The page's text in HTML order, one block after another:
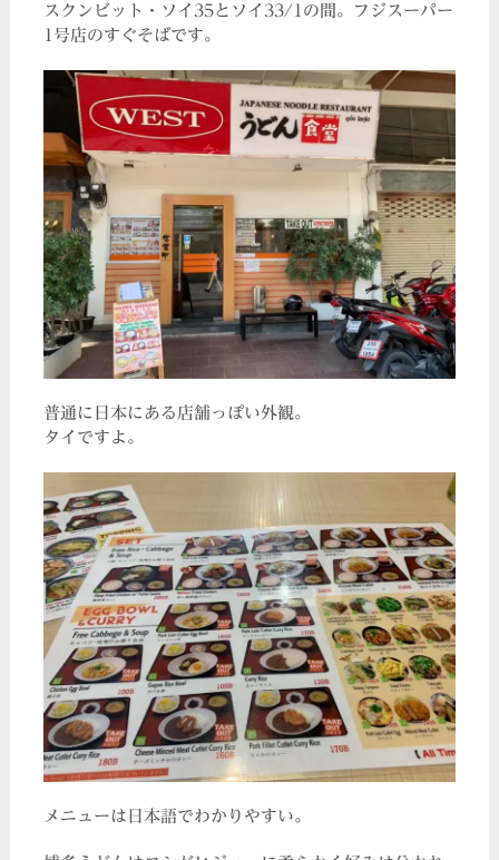
スクンビット・ソイ35とソイ33/1の間。フジスーパー
1号店のすぐそばです。
普通に日本にある店舗っぽい外観。
タイですよ。
メニューは日本語でわかりやすい。